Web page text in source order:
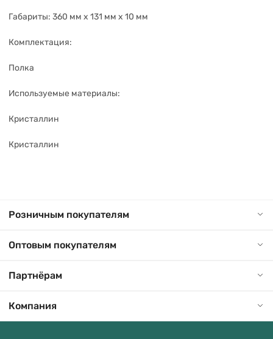
Габариты: 360 мм x 131 мм x 10 мм
Комплектация:
Полка
Используемые материалы:
Кристаллин
Кристаллин
Розничным покупателям
Оптовым покупателям
Партнёрам
Компания